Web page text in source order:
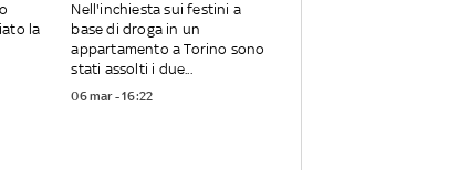
la
Nell'inchiesta sui festini a
base di droga in un
appartamento a Torino sono
stati assolti i due...
06 mar - 16:22